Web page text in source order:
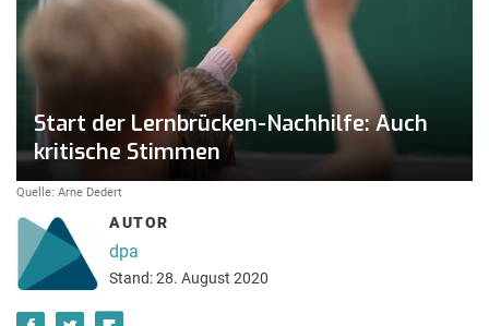
Start der Lernbrücken-Nachhilfe: Auch
kritische Stimmen
Quelle: Arne Dedert
AUTOR
dpa
Stand: 28. August 2020